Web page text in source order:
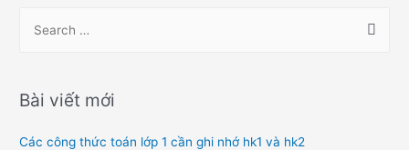
r
h
Bài viết mới
Các công thức toán lớp 1 cần ghi nhớ hk1 và hk2